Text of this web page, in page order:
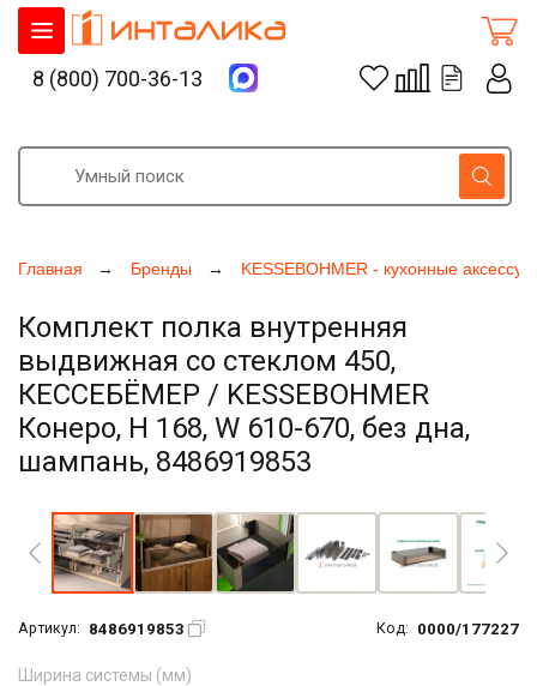
Главная Бренды KESSEBOHMER - кухонные
Комплект полка внутренняя
выдвижная со стеклом 450,
КЕССЕБЁМЕР / KESSEBOHMER
Конеро, H 168, W 610-670, без дна,
шампань, 8486919853
Артикул: 8486919853 Код: 0000/177227
Ширина системы (мм)
8 (800) 700-36-13